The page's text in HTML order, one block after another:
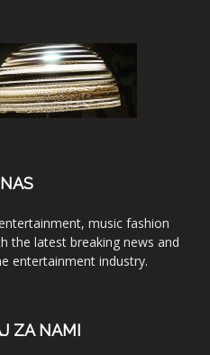
music fashion
the latest breaking news and
entertainment industry.
ZA NAMI